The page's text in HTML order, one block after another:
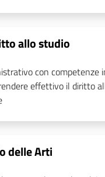
allo studio
con competenze
effettivo il diritto
delle Arti